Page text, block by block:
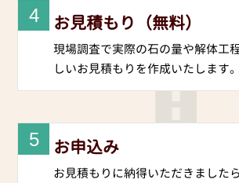
4 お見積もり（無料）
現場調査で実際の石の量や解体工
しいお見積もりを作成いたします。
5 お申込み
お見積もりに納得いただきました